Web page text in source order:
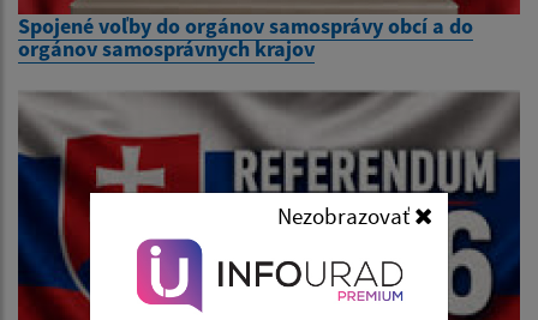
Nezobrazovať
Spojené voľby do orgánov samosprávy obcí a do
orgánov samosprávnych krajov